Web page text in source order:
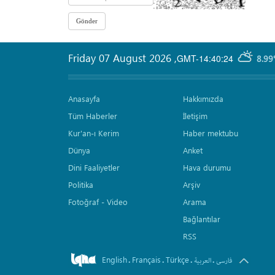
GMT-14:40:24
Friday 07 August 2026 ,
Anasayfa
Tüm Haberler
Kur'an-ı Kerim
Dünya
Dini Faaliyetler
Politika
Fotoğraf - Video
Hakkımızda
İletişim
Haber mektubu
Anket
Hava durumu
Arşiv
Arama
Bağlantılar
RSS
English. Français.Türkçe. العربیة.فارسی